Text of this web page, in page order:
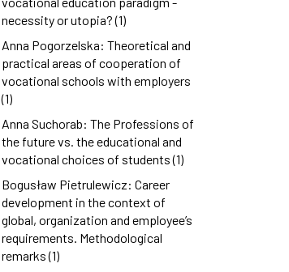
necessity or utopia? (1)
Anna Pogorzelska: Theoretical and
practical areas of cooperation of
vocational schools with employers
(1)
Anna Suchorab: The Professions of
the future vs. the educational and
vocational choices of students (1)
Bogusław Pietrulewicz: Career
development in the context of
global, organization and employee’s
requirements. Methodological
remarks (1)